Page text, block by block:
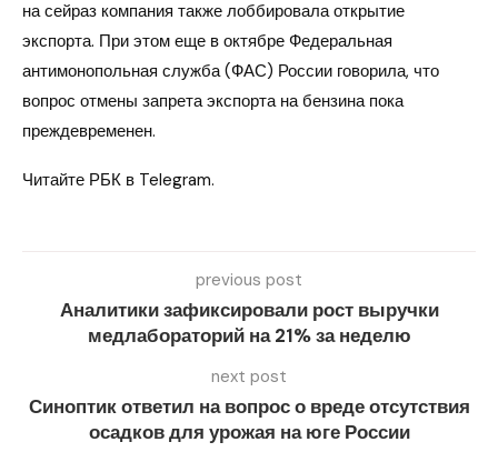
на сейраз компания также лоббировала открытие
экспорта. При этом еще в октябре Федеральная
антимонопольная служба (ФАС) России говорила, что
вопрос отмены запрета экспорта на бензина пока
преждевременен.
Читайте РБК в Telegram.
previous post
Аналитики зафиксировали рост выручки
медлабораторий на 21% за неделю
next post
Синоптик ответил на вопрос о вреде отсутствия
осадков для урожая на юге России